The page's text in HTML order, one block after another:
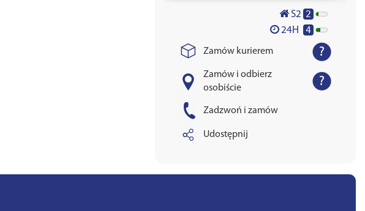
S2 2
24H 4
Zamów kurierem
Zamów i odbierz
osobiście
Zadzwoń i zamów
Udostępnij